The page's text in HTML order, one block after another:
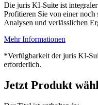
Die juris KI-Suite ist
Profitieren Sie von einer noch
Analysen und verlässlichen
Mehr Informationen
*Verfügbarkeit der juris KI-
erforderlich.
Jetzt Produkt